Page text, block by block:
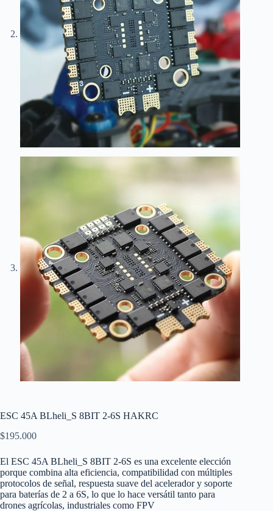
ESC 45A BLheli_S 8BIT 2-6S HAKRC
$195.000
El ESC 45A BLheli_S 8BIT 2-6S es una excelente elección
porque combina alta eficiencia, compatibilidad con múltiples
protocolos de señal, respuesta suave del acelerador y soporte
para baterías de 2 a 6S, lo que lo hace versátil tanto para
drones agrícolas, industriales como FPV